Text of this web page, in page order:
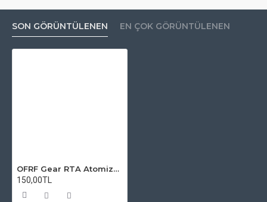
SON GÖRÜNTÜLENEN EN ÇOK GÖRÜNTÜLENEN
OFRF Gear RTA Atomizer Camı
150,00TL